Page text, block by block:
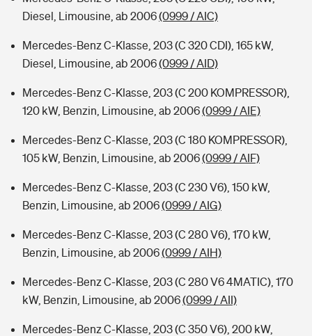
Diesel, Limousine, ab 2006(0999 / AIC)
Mercedes-Benz C-Klasse, 203 (C 320 CDI), 165 kW,
Diesel, Limousine, ab 2006(0999 / AID)
Mercedes-Benz C-Klasse, 203 (C 200 KOMPRESSOR),
120 kW, Benzin, Limousine, ab 2006(0999 / AIE)
Mercedes-Benz C-Klasse, 203 (C 180 KOMPRESSOR),
105 kW, Benzin, Limousine, ab 2006(0999 / AIF)
Mercedes-Benz C-Klasse, 203 (C 230 V6), 150 kW,
Benzin, Limousine, ab 2006(0999 / AIG)
Mercedes-Benz C-Klasse, 203 (C 280 V6), 170 kW,
Benzin, Limousine, ab 2006(0999 / AIH)
Mercedes-Benz C-Klasse, 203 (C 280 V6 4MATIC), 170
kW, Benzin, Limousine, ab 2006(0999 / AII)
Mercedes-Benz C-Klasse, 203 (C 350 V6), 200 kW,